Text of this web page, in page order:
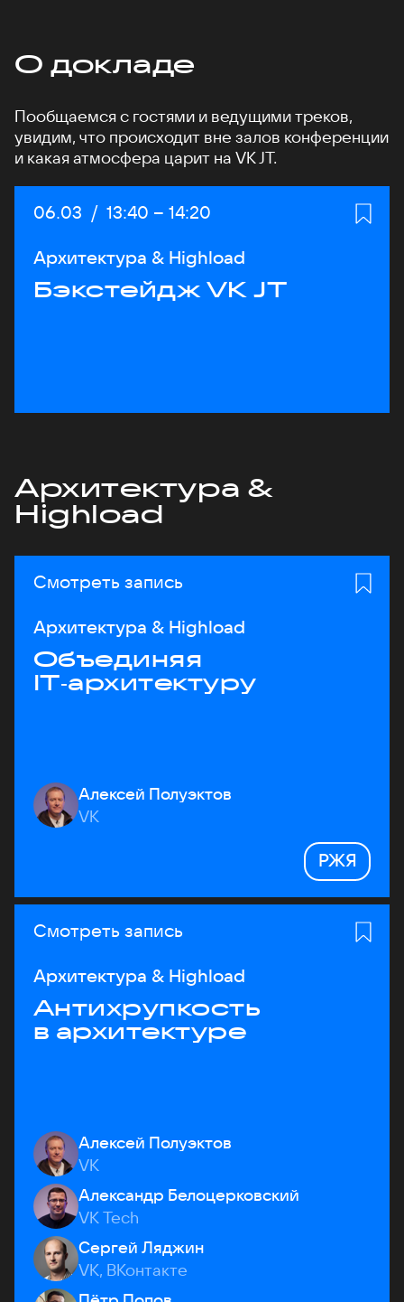
О докладе
Пообщаемся с гостями и ведущими треков,
увидим, что происходит вне залов конференции
и какая атмосфера царит на VK JT.
Дата:
06.03 / Начало:
13:40 – Конец:
14:20
Архитектура & Highload
Бэкстейдж VK JT
Архитектура &
Highload
Смотреть запись
Архитектура & Highload
Объединяя
IT‑архитектуру
Алексей Полуэктов
VK
РЖЯ
Смотреть запись
Архитектура & Highload
Антихрупкость
в архитектуре
Алексей Полуэктов
VK
Александр Белоцерковский
VK Tech
Сергей Ляджин
VK, ВКонтакте